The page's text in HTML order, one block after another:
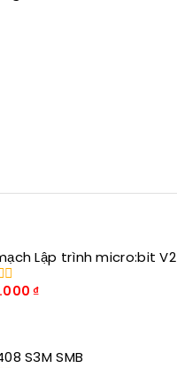
Lập trình micro:bit V2
₫
S3M SMB